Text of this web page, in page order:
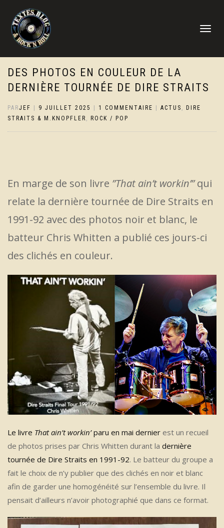
DÉPLIER
DES PHOTOS EN COULEUR DE LA
DERNIÈRE TOURNÉE DE DIRE STRAITS
PARJEF 9 JUILLET 2025 1 COMMENTAIRE ACTUS ,
DIRE
STRAITS & M.KNOPFLER , ROCK / POP
En marge de son livre ”That ain’t workin’”qui
relate la dernière tournée de Dire Straits en
1991-92 avec des photos noir et blanc, le
batteur Chris Whitten a publié ces jours-ci
des clichés en couleur.
Le livre That ain’t workin’paru en mai dernier est un recueil
de photos prises par Chris Whitten durant la dernière
tournée de Dire Straits en 1991-92. Le batteur du groupe a
fait le choix de n’y publier que des clichés en noir et blanc
afin de garder une homogénéité sur l’ensemble du livre. Il
pensait d’ailleurs n’avoir photographié que dans ce format.